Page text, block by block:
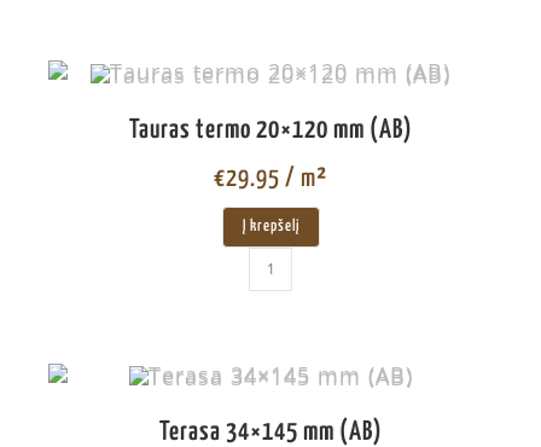
Tauras termo 20×120 mm (AB)
€29.95 / m²
Į krepšelį
Terasa 34×145 mm (AB)